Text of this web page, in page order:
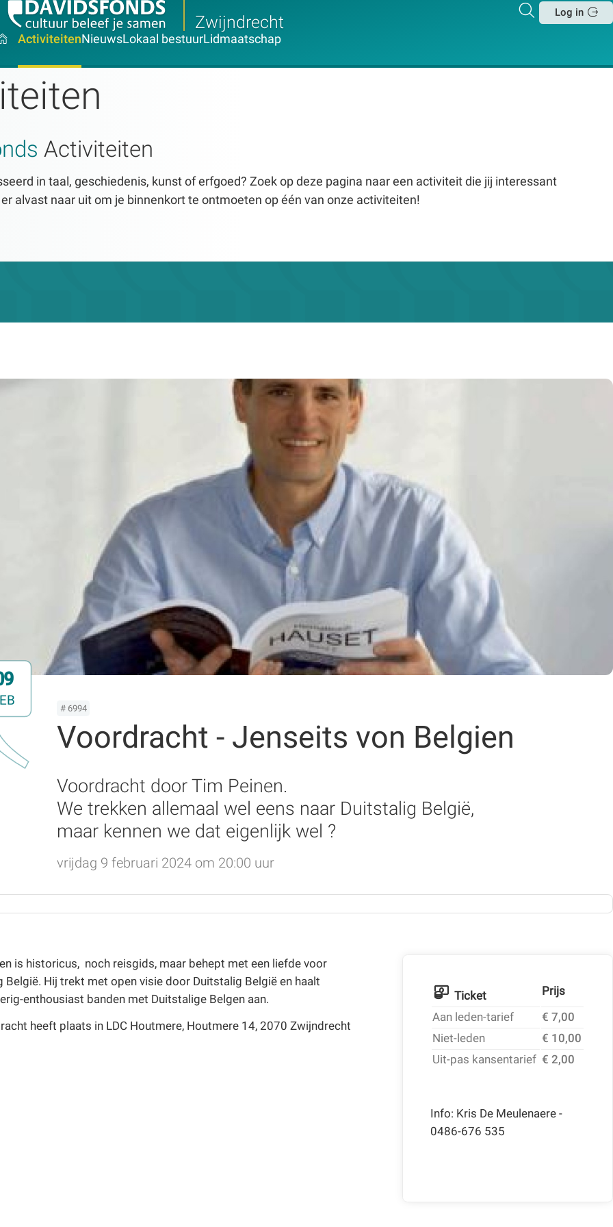
Zwijndrecht
Zoeken
Log in
ActiviteitenNieuwsLokaal bestuurLidmaatschap
Activiteiten
in taal, geschiedenis, kunst of erfgoed? Zoek op deze pagina naar een activiteit die jij interessant
alvast naar uit om je binnenkort te ontmoeten op één van onze activiteiten!
# 6994
Voordracht - Jenseits von Belgien
Voordracht door Tim Peinen.
We trekken allemaal wel eens naar Duitstalig België,
maar kennen we dat eigenlijk wel ?
vrijdag 9 februari 2024 om 20:00 uur
is historicus, noch reisgids, maar behept met een liefde voor
België. Hij trekt met open visie door Duitstalig België en haalt
enthousiast banden met Duitstalige Belgen aan.
heeft plaats in LDC Houtmere, Houtmere 14, 2070 Zwijndrecht
Ticket
Prijs
Aan leden-tarief
€ 7,00
Niet-leden
€ 10,00
Uit-pas kansentarief € 2,00
Info: Kris De Meulenaere -
0486-676 535